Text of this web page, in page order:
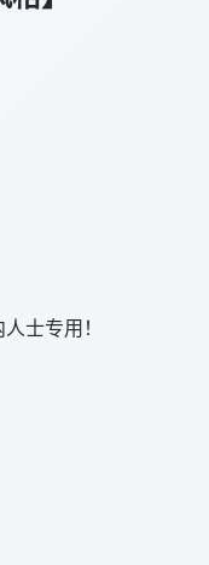
士专用！